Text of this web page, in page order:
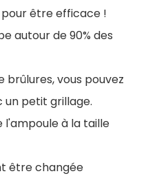
être efficace !
autour de 90% des
brûlures, vous pouvez
un petit grillage.
l'ampoule à la taille
être changée